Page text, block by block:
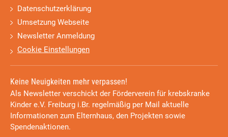
Datenschutzerklärung
Umsetzung Webseite
Newsletter Anmeldung
Cookie Einstellungen
Keine Neuigkeiten mehr verpassen!
Als Newsletter verschickt der Förderverein für krebskranke
Kinder e.V. Freiburg i.Br. regelmäßig per Mail aktuelle
Informationen zum Elternhaus, den Projekten sowie
Spendenaktionen.